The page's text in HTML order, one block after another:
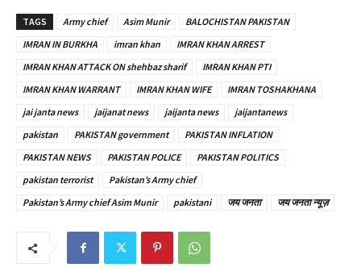
TAGS Army chief Asim Munir
BALOCHISTAN PAKISTAN
IMRAN IN BURKHA
imran khan
IMRAN KHAN ARREST
IMRAN KHAN ATTACK ON shehbaz sharif
IMRAN KHAN PTI
IMRAN KHAN WARRANT
IMRAN KHAN WIFE
IMRAN TOSHAKHANA
jai janta news
jaijanat news jaijanta news
jaijantanews
pakistan
PAKISTAN government
PAKISTAN INFLATION
PAKISTAN NEWS
PAKISTAN POLICE
PAKISTAN POLITICS
pakistan terrorist
Pakistan’s Army chief
Pakistan’s Army chief Asim Munir
pakistani जय जनता जय जनता न्यूज़